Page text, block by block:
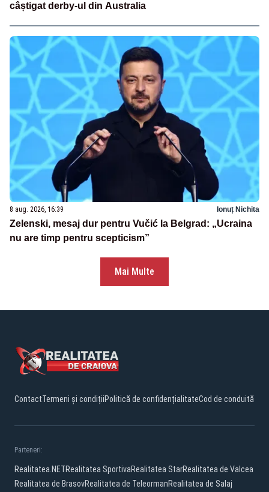
câștigat derby-ul din Australia
8 aug. 2026, 16:39 Ionuț Nichita
Zelenski, mesaj dur pentru Vučić la Belgrad: „Ucraina
nu are timp pentru scepticism”
Mai Multe
ContactTermeni și condițiiPolitică de confidențialitateCod de conduită
Parteneri:
Realitatea.NETRealitatea SportivaRealitatea StarRealitatea de Valcea
Realitatea de BrasovRealitatea de TeleormanRealitatea de Salaj